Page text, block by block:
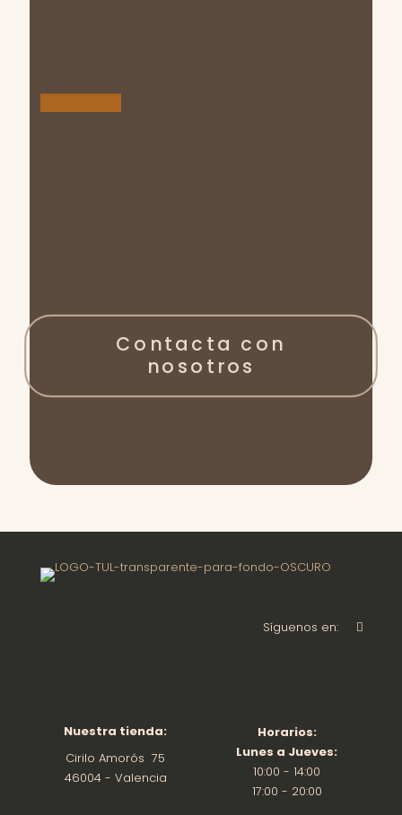
Contacta con
nosotros
Síguenos en:
Nuestra tienda:
Cirilo Amorós 75
46004 - Valencia
Horarios:
Lunes a Jueves:
10:00 - 14:00
17:00 - 20:00